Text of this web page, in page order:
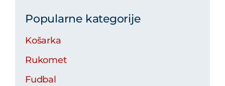
Popularne kategorije
Košarka
Rukomet
Fudbal